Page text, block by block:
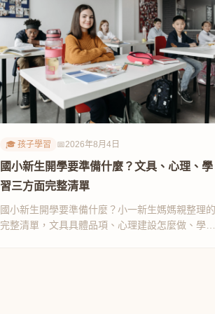
🎓 孩子學習 📅2026年8月4日
國小新生開學要準備什麼？文具、心理、學
習三方面完整清單
國小新生開學要準備什麼？小一新生媽媽親整理的
完整清單，文具具體品項、心理建設怎麼做、學習